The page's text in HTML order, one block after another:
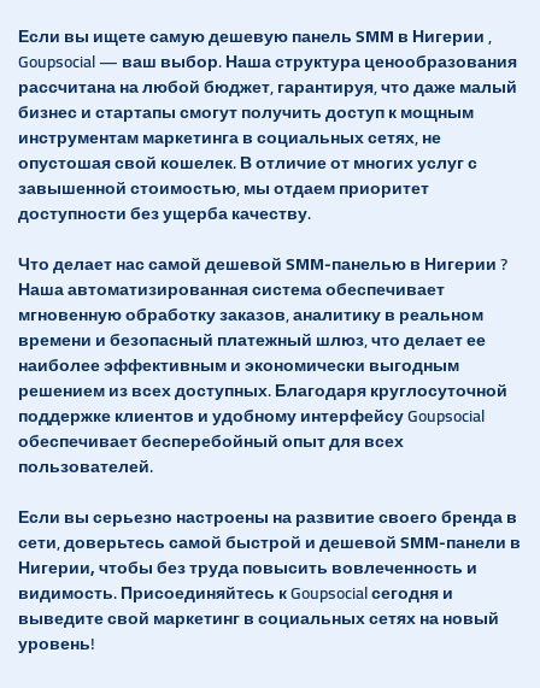
Если вы ищете самуюдешевую панель SMM в Нигерии,
Goupsocial — ваш выбор. Наша структура ценообразования
рассчитана на любой бюджет, гарантируя, что даже малый
бизнес и стартапы смогут получить доступ к мощным
инструментам маркетинга в социальных сетях, не
опустошая свой кошелек. В отличие от многих услуг с
завышенной стоимостью, мы отдаем приоритет
доступности без ущерба качеству.
Что делает нас самойдешевой SMM-панелью в Нигерии?
Наша автоматизированная система обеспечивает
мгновенную обработку заказов, аналитику в реальном
времени и безопасный платежный шлюз, что делает ее
наиболее эффективным и экономически выгодным
решением из всех доступных. Благодаря круглосуточной
поддержке клиентов и удобному интерфейсу Goupsocial
обеспечивает бесперебойный опыт для всех
пользователей.
Если вы серьезно настроены на развитие своего бренда в
сети, доверьтесь самойбыстрой и дешевой SMM-панели в
Нигерии,чтобы без труда повысить вовлеченность и
видимость. Присоединяйтесь к Goupsocial сегодня и
выведите свой маркетинг в социальных сетях на новый
уровень!